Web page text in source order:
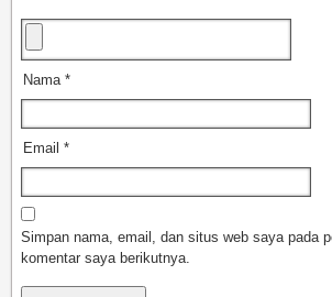
Nama *
Email *
Simpan nama, email, dan situs web saya pada
komentar saya berikutnya.